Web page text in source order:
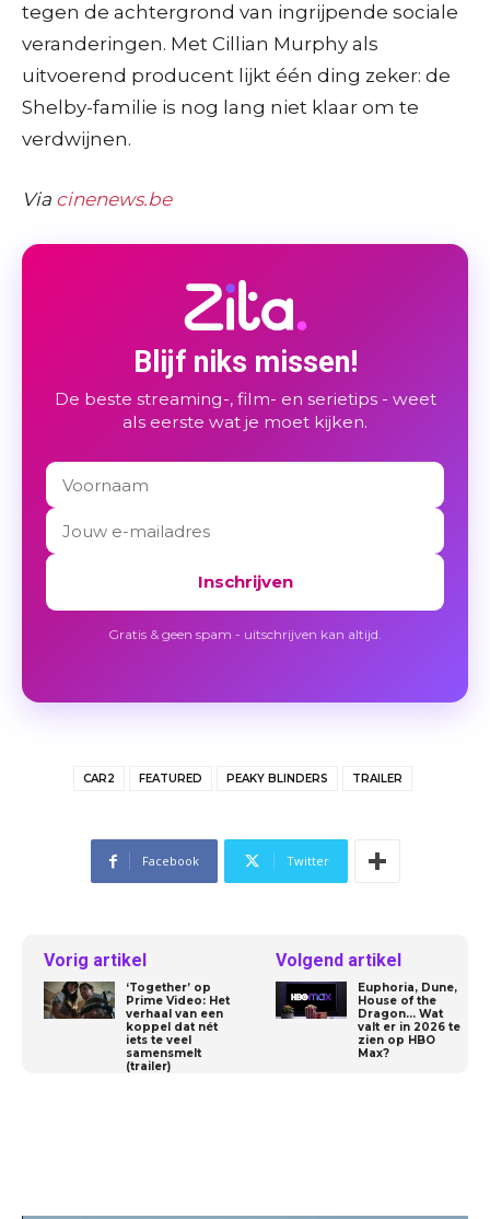
tegen de achtergrond van ingrijpende sociale
veranderingen. Met Cillian Murphy als
uitvoerend producent lijkt één ding zeker: de
Shelby-familie is nog lang niet klaar om te
verdwijnen.
Via cinenews.be
Blijf niks missen!
De beste streaming-, film- en serietips - weet
als eerste wat je moet kijken.
Inschrijven
Gratis & geen spam - uitschrijven kan altijd.
CAR2 FEATURED PEAKY BLINDERS TRAILER
Facebook Twitter
Vorig artikel
‘Together’ op
Prime Video: Het
verhaal van een
koppel dat nét
iets te veel
samensmelt
(trailer)
Volgend artikel
Euphoria, Dune,
House of the
Dragon… Wat
valt er in 2026 te
zien op HBO
Max?